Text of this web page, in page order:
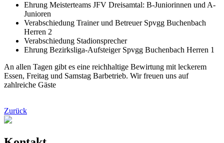
Ehrung Meisterteams JFV Dreisamtal: B-Juniorinnen und A-
Junioren
Verabschiedung Trainer und Betreuer Spvgg Buchenbach
Herren 2
Verabschiedung Stadionsprecher
Ehrung Bezirksliga-Aufsteiger Spvgg Buchenbach Herren 1
An allen Tagen gibt es eine reichhaltige Bewirtung mit leckerem
Essen, Freitag und Samstag Barbetrieb. Wir freuen uns auf
zahlreiche Gäste
Zurück